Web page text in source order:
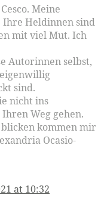
Meine
Heldinnen sind
mit viel Mut. Ich
Autorinnen selbst,
sind.
nicht ins
Weg gehen.
kommen mir
Ocasio-
at 10:32